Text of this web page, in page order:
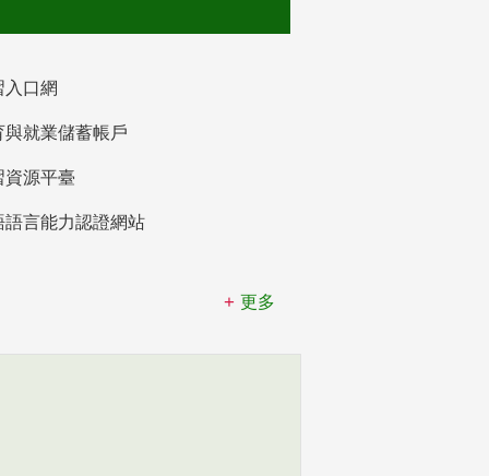
入口網
與就業儲蓄帳戶
資源平臺
語言能力認證網站
更多